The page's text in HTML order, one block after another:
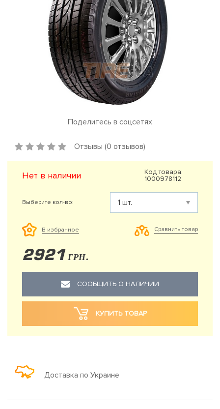
Поделитесь в соцсетях
Отзывы (0 отзывов)
Нет в наличии
Код товара:
1000978112
Выберите кол-во:
В избранное Сравнить товар
2921 ГРН.
СООБЩИТЬ О НАЛИЧИИ
КУПИТЬ ТОВАР
Доставка по Украине